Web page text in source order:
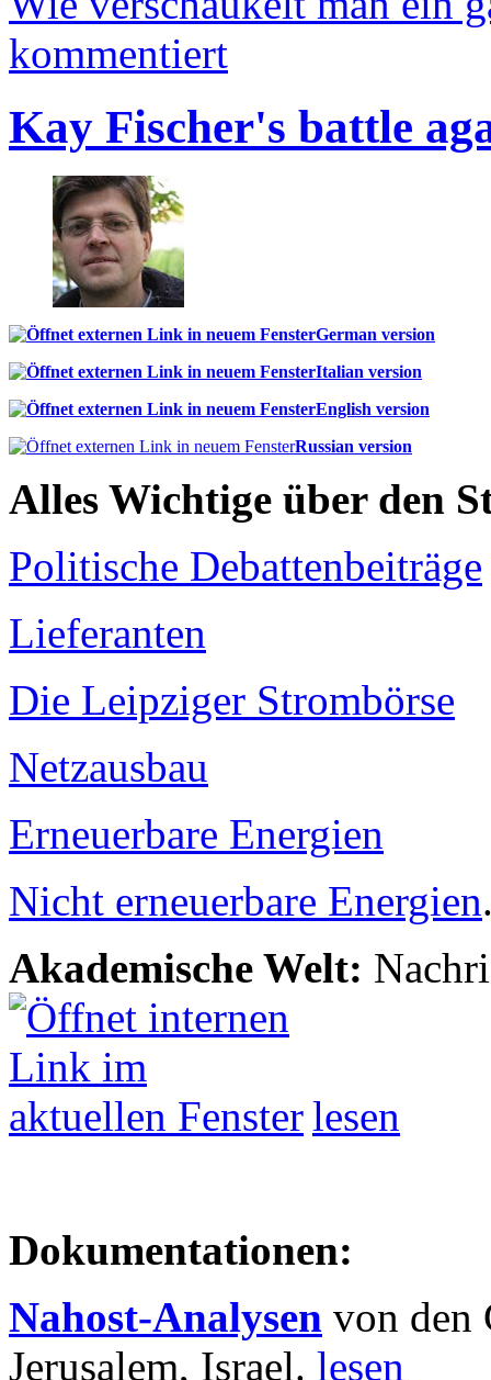
kommentiert
Kay Fischer's battle
German version
Italian version
English version
Russian version
Alles Wichtige über den
Politische Debattenbeiträge
Lieferanten
Die Leipziger Strombörse
Netzausbau
Erneuerbare Energien
Nicht erneuerbare Energien
Akademische Welt:
lesen
Dokumentationen:
Nahost-Analysen von den
Jerusalem, Israel. lesen